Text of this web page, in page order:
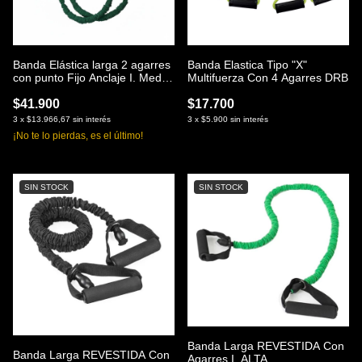
Banda Elástica larga 2 agarres
con punto Fijo Anclaje I. Media
$41.900
3 x $13.966,67 sin interés
¡No te lo pierdas, es el último!
Banda Elastica Tipo "X"
Multifuerza Con 4 Agarres DRB
$17.700
3 x $5.900 sin interés
SIN STOCK
Banda Larga REVESTIDA Con
SIN STOCK
Banda Larga REVESTIDA Con
Agarres I. ALTA